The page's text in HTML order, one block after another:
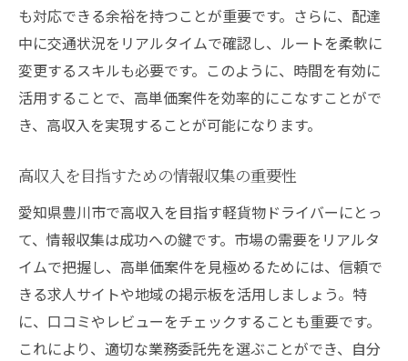
も対応できる余裕を持つことが重要です。さらに、配達
中に交通状況をリアルタイムで確認し、ルートを柔軟に
変更するスキルも必要です。このように、時間を有効に
活用することで、高単価案件を効率的にこなすことがで
き、高収入を実現することが可能になります。
高収入を目指すための情報収集の重要性
愛知県豊川市で高収入を目指す軽貨物ドライバーにとっ
て、情報収集は成功への鍵です。市場の需要をリアルタ
イムで把握し、高単価案件を見極めるためには、信頼で
きる求人サイトや地域の掲示板を活用しましょう。特
に、口コミやレビューをチェックすることも重要です。
これにより、適切な業務委託先を選ぶことができ、自分